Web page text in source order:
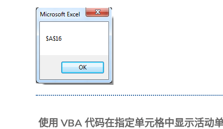
使用 VBA 代码在指定单元格中显示活动